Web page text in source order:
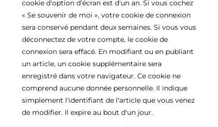
cookie d'option d'écran est d'un an. Si vous cochez
« Se souvenir de moi », votre cookie de connexion
sera conservé pendant deux semaines. Si vous vous
déconnectez de votre compte, le cookie de
connexion sera effacé. En modifiant ou en publiant
un article, un cookie supplémentaire sera
enregistré dans votre navigateur. Ce cookie ne
comprend aucune donnée personnelle. Il indique
simplement l'identifiant de l'article que vous venez
de modifier. Il expire au bout d'un jour.